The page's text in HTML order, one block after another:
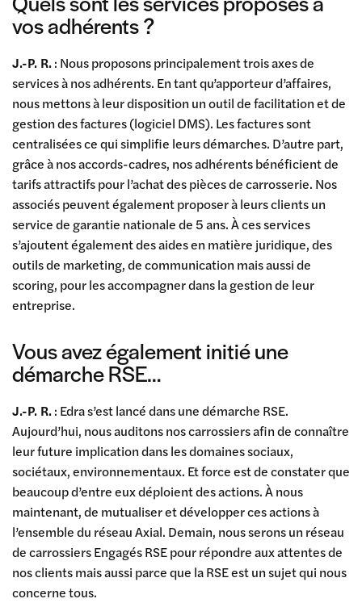
vos adhérents ?
J.-P. R.: Nous proposons principalement trois axes de
services à nos adhérents. En tant qu’apporteur d’affaires,
nous mettons à leur disposition un outil de facilitation et de
gestion des factures (logiciel DMS). Les factures sont
centralisées ce qui simplifie leurs démarches. D’autre part,
grâce à nos accords-cadres, nos adhérents bénéficient de
tarifs attractifs pour l’achat des pièces de carrosserie. Nos
associés peuvent également proposer à leurs clients un
service de garantie nationale de 5 ans. À ces services
s’ajoutent également des aides en matière juridique, des
outils de marketing, de communication mais aussi de
scoring, pour les accompagner dans la gestion de leur
entreprise.
Vous avez également initié une
démarche RSE…
J.-P. R.: Edra s’est lancé dans une démarche RSE.
Aujourd’hui, nous auditons nos carrossiers afin de connaître
leur future implication dans les domaines sociaux,
sociétaux, environnementaux. Et force est de constater que
beaucoup d’entre eux déploient des actions. À nous
maintenant, de mutualiser et développer ces actions à
l’ensemble du réseau Axial. Demain, nous serons un réseau
de carrossiers Engagés RSE pour répondre aux attentes de
nos clients mais aussi parce que la RSE est un sujet qui nous
concerne tous.